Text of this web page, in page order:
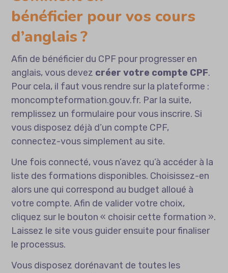
bénéficier pour vos cours
d’anglais ?
Afin de bénéficier du CPF pourprogresser en
anglais, vous devez créer votre compte CPF.
Pour cela, il faut vous rendre sur la plateforme :
moncompteformation.gouv.fr. Par la suite,
remplissez un formulaire pour vous inscrire. Si
vous disposez déjà d’un compte CPF,
connectez-vous simplement au site.
Une fois connecté, vous n’avez qu’à accéder à la
liste des formations disponibles. Choisissez-en
alors une qui correspond au budget alloué à
votre compte. Afin de valider votre choix,
cliquez sur le bouton « choisir cette formation ».
Laissez le site vous guider ensuite pour finaliser
le processus.
Vous disposez dorénavant de toutes les